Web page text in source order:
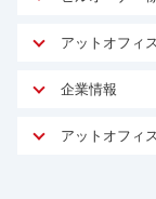
ご契約者様イ
オフィスお役
オーナー様向
マイソク作成
物件情報から
アットオフィ
サービス内容
内装に関する
企業情報
アットオフィ